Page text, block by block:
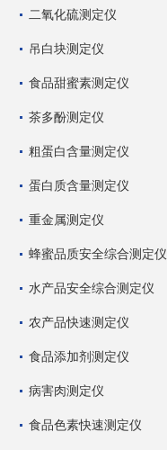
二氧化硫测定仪
吊白块测定仪
食品甜蜜素测定仪
茶多酚测定仪
粗蛋白含量测定仪
蛋白质含量测定仪
重金属测定仪
蜂蜜品质安全综合测定仪
水产品安全综合测定仪
农产品快速测定仪
食品添加剂测定仪
病害肉测定仪
食品色素快速测定仪